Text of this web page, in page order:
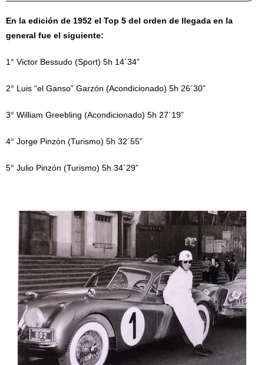
En la edición de 1952 el Top 5 del orden de llegada en la
general fue el siguiente:
1° Victor Bessudo (Sport) 5h 14´34”
2° Luis “el Ganso” Garzón (Acondicionado) 5h 26´30”
3° William Greebling (Acondicionado) 5h 27´19”
4° Jorge Pinzón (Turismo) 5h 32´55”
5° Julio Pinzón (Turismo) 5h 34´29”